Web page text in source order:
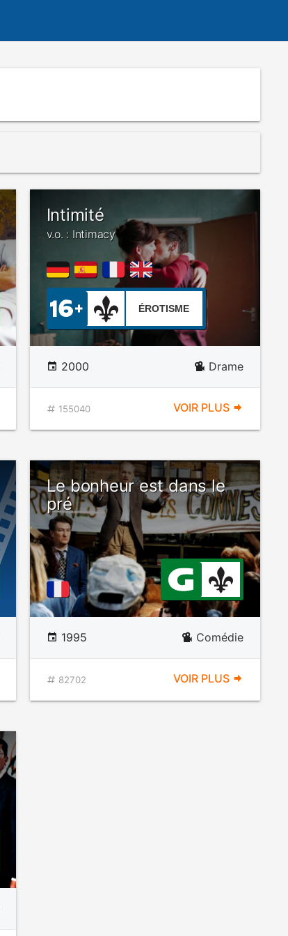
Intimité
v.o. : Intimacy
ÉROTISME
2000 Drame
155040 VOIR PLUS
Le bonheur est dans le
pré
1995 Comédie
82702 VOIR PLUS